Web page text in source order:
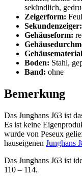
sekündlich,
Zeigerform:
Sekundenzeiger:
Gehäuseform:
Boden: Stahl,
Band: ohne
Bemerkung
Das Junghans J63 ist
Es ist keine
wurde von Peseux
hauseigenen Junghans
Das Junghans J63 ist
110 – 114.